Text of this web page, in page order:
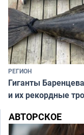
РЕГИОН
Гиганты
и их рекордные
АВТОРСКОЕ